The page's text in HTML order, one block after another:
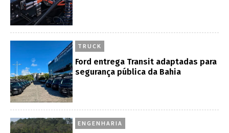
TRUCK
Ford entrega Transit adaptadas para
segurança pública da Bahia
ENGENHARIA